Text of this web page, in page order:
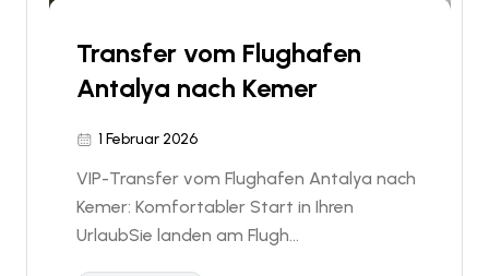
Transfer vom Flughafen
Antalya nach Kemer
1 Februar 2026
VIP-Transfer vom Flughafen Antalya nach
Kemer: Komfortabler Start in Ihren
UrlaubSie landen am Flugh...